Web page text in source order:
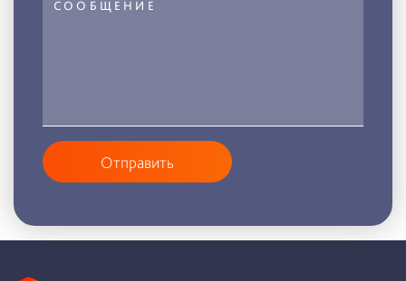
Отправить